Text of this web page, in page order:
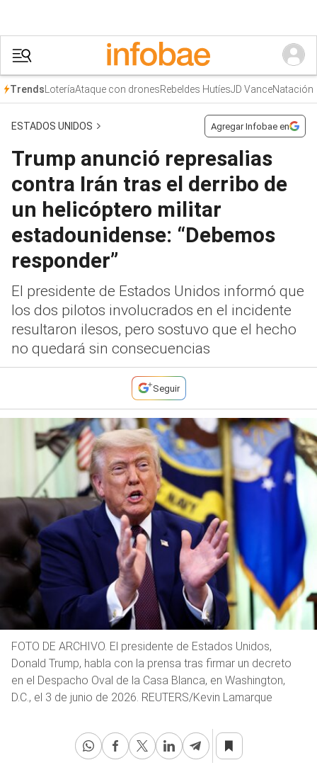
TrendsLoteríaAtaque con dronesRebeldes HutíesJD VanceNatación
ESTADOS UNIDOS Agregar Infobae en
Trump anunció represalias
contra Irán tras el derribo de
un helicóptero militar
estadounidense: “Debemos
responder”
El presidente de Estados Unidos informó que
los dos pilotos involucrados en el incidente
resultaron ilesos, pero sostuvo que el hecho
no quedará sin consecuencias
Seguir
FOTO DE ARCHIVO. El presidente de Estados Unidos,
Donald Trump, habla con la prensa tras firmar un decreto
en el Despacho Oval de la Casa Blanca, en Washington,
D.C., el 3 de junio de 2026. REUTERS/Kevin Lamarque